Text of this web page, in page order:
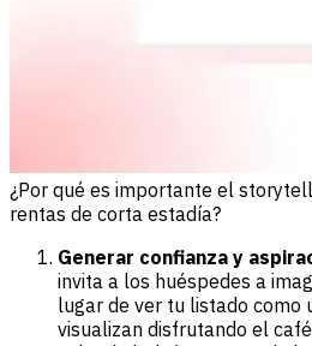
¿Por qué es importante el
rentas de corta estadía?
Generar confianza y
invita a los huéspedes a
lugar de ver tu listado como
visualizan disfrutando el